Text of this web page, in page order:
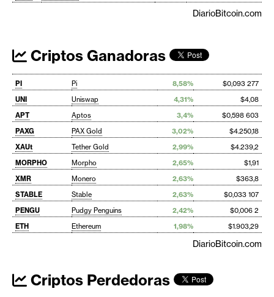
DiarioBitcoin.com
Criptos Ganadoras
PI Pi 8,58%
$0,093 277
UNI
Uniswap 4,31%
$4,08
APT
Aptos 3,4%
$0,598 603
PAXG
PAX Gold 3,02%
$4.250,18
XAUt
Tether Gold 2,99%
$4.239,2
MORPHO
Morpho 2,65%
$1,91
XMR
Monero 2,63%
$363,8
STABLE
Stable 2,63%
$0,033 107
PENGU
Pudgy Penguins 2,42%
$0,006 2
ETH
Ethereum 1,98% $1.903,29
DiarioBitcoin.com
Criptos Perdedoras